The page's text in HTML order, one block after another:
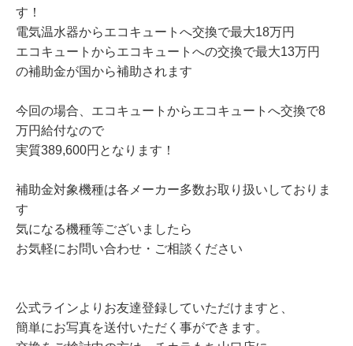
す！
電気温水器からエコキュートへ交換で最大18万円
エコキュートからエコキュートへの交換で最大13万円
の補助金が国から補助されます
今回の場合、エコキュートからエコキュートへ交換で8
万円給付なので
実質389,600円となります！
補助金対象機種は各メーカー多数お取り扱いしておりま
す
気になる機種等ございましたら
お気軽にお問い合わせ・ご相談ください
公式ラインよりお友達登録していただけますと、
簡単にお写真を送付いただく事ができます。